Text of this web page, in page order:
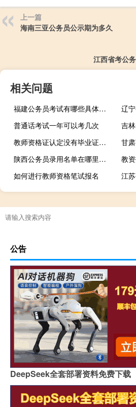
上一篇
海南三亚公务员公示期为多久
江西省考公
相关问题
福建公务员考试有哪些具体的步骤
辽
普通话考试一年可以考几次
吉
教师资格证认定没有毕业证怎么办
甘
陕西公务员录用名单在哪里公示
如何进行教师资格笔试报名
江
公告
DeepSeek全套部署资料免费下载